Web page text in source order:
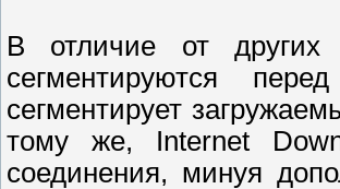
В отличие от других
сегментируются
сегментирует
тому же, Internet
соединения, минуя